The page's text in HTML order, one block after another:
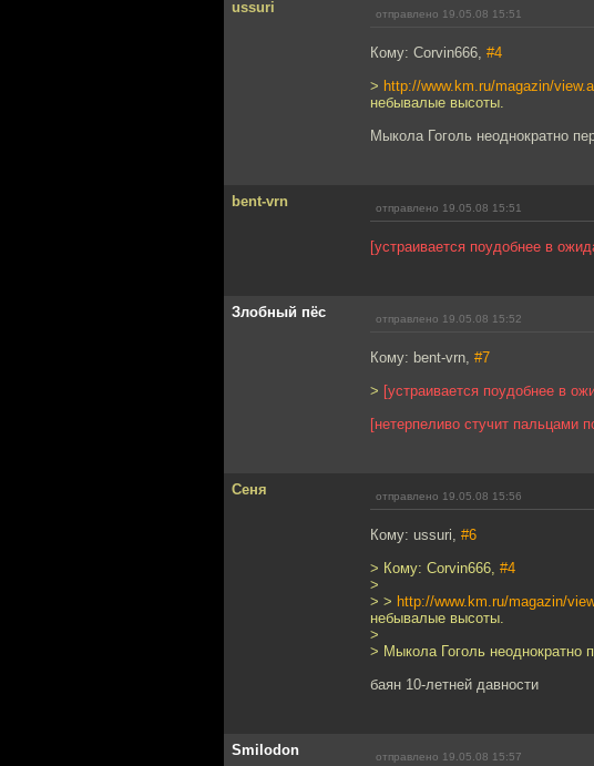
ussuri отправлено 19.05.08 15:51
Кому: Corvin666, #4
> http://www.km.ru/magazin/
небывалые высоты.
Мыкола Гоголь неоднократно
bent-vrn отправлено 19.05.08 15:51
[устраивается поудобнее в
Злобный пёс отправлено 19.05.08 15:52
Кому: bent-vrn, #7
> [устраивается поудобнее в
[нетерпеливо стучит пальцами
Сеня отправлено 19.05.08 15:56
Кому: ussuri, #6
> Кому: Corvin666, #4
>
> > http://www.km.ru/magazin/
небывалые высоты.
>
> Мыкола Гоголь неоднократно
баян 10-летней давности
Smilodon отправлено 19.05.08 15:57